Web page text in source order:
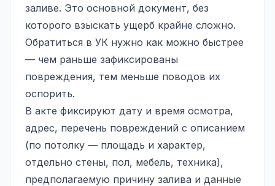
заливе. Это основной документ, без
которого взыскать ущерб крайне сложно.
Обратиться в УК нужно как можно быстрее
— чем раньше зафиксированы
повреждения, тем меньше поводов их
оспорить.
В акте фиксируют дату и время осмотра,
адрес, перечень повреждений с описанием
(по потолку — площадь и характер,
отдельно стены, пол, мебель, техника),
предполагаемую причину залива и данные